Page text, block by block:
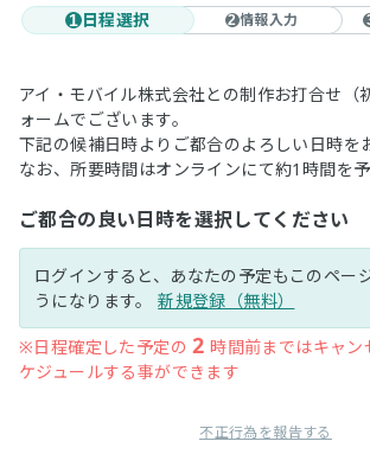
1 日程選択 2情報入力
アイ・モバイル株式会社との制作お打合せ（
ォームでございます。
下記の候補日時よりご都合のよろしい日時を
なお、所要時間はオンラインにて約1時間を予
ご都合の良い日時を選択してください
ログインすると、あなたの予定もこのペー
うになります。新規登録（無料）
※日程確定した予定の2 時間前まではキャン
ケジュールする事ができます
不正行為を報告する